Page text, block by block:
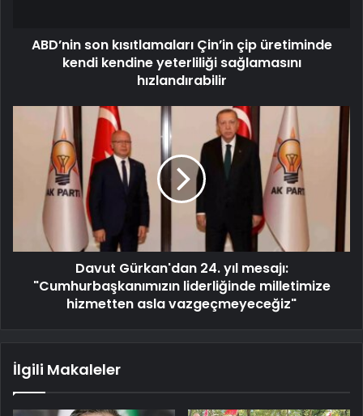
ABD’nin son kısıtlamaları Çin’in çip üretiminde
kendi kendine yeterliliği sağlamasını
hızlandırabilir
Davut Gürkan'dan 24. yıl mesajı:
"Cumhurbaşkanımızın liderliğinde milletimize
hizmetten asla vazgeçmeyeceğiz"
İlgili Makaleler